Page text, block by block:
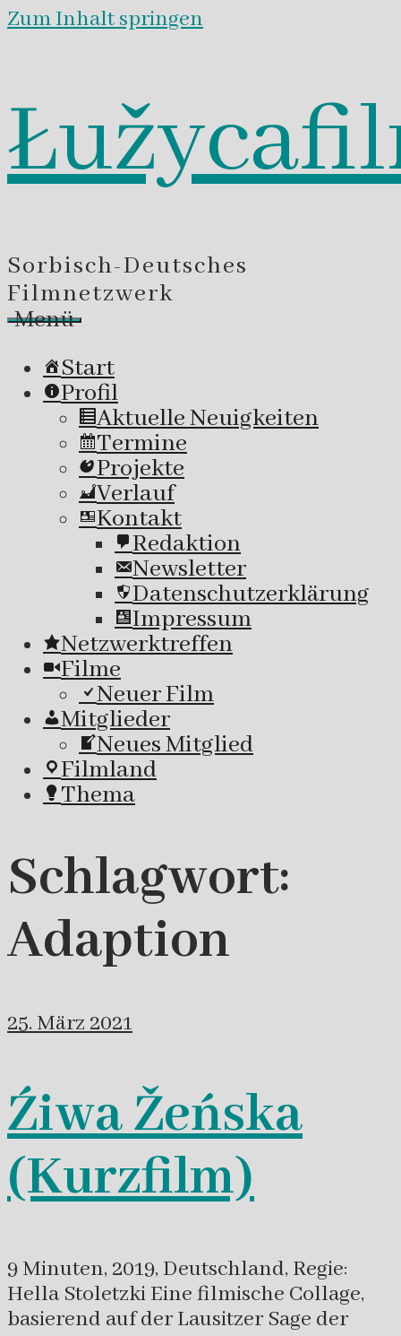
Zum Inhalt springen
Sorbisch-Deutsches
Filmnetzwerk
Menü
Start
Profil
Aktuelle Neuigkeiten
Termine
Projekte
Verlauf
Kontakt
Redaktion
Newsletter
Datenschutzerklärung
Impressum
Netzwerktreffen
Filme
Neuer Film
Mitglieder
Neues Mitglied
Filmland
Thema
Schlagwort:
Adaption
25. März 2021
Źiwa Žeńska
(Kurzfilm)
9 Minuten, 2019, Deutschland, Regie:
Hella Stoletzki Eine filmische Collage,
basierend auf der Lausitzer Sage der